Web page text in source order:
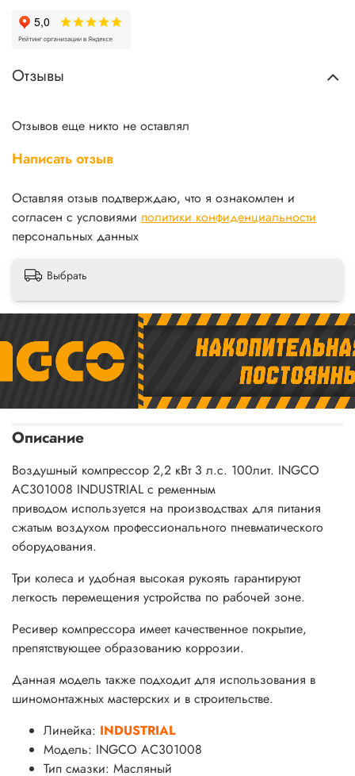
Отзывы
Отзывов еще никто не оставлял
Написать отзыв
Оставляя отзыв подтверждаю, что я ознакомлен и
согласен с условиями политики конфиденциальности
персональных данных
Выбрать
Описание
Воздушный компрессор 2,2 кВт 3 л.с. 100лит. INGCO
AC301008 INDUSTRIAL с ременным
приводом используется на производствах для питания
сжатым воздухом профессионального пневматического
оборудования.
Три колеса и удобная высокая рукоять гарантируют
легкость перемещения устройства по рабочей зоне.
Ресивер компрессора имеет качественное покрытие,
препятствующее образованию коррозии.
Данная модель также подходит для использования в
шиномонтажных мастерских и в строительстве.
Линейка: INDUSTRIAL
Модель: INGCO AC301008
Тип смазки: Масляный